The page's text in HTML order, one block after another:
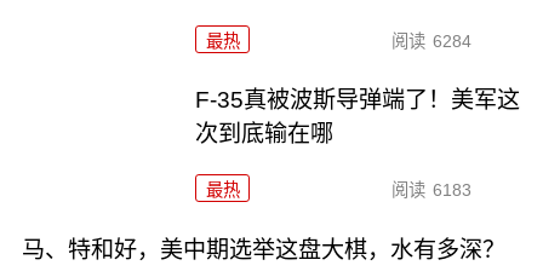
最热 阅读 6284
F-35真被波斯导弹端了！美军这
次到底输在哪
最热 阅读 6183
马、特和好，美中期选举这盘大棋，水有多深？